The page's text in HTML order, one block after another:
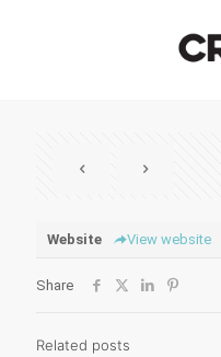
Website View website
Share
Related posts